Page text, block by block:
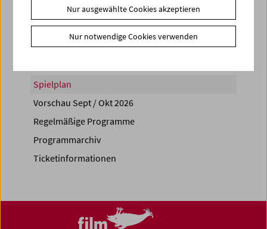
Spielplan
Vorschau Sept / Okt 2026
Regelmäßige Programme
Programmarchiv
Ticketinformationen
Nur ausgewählte Cookies akzeptieren
Nur notwendige Cookies verwenden